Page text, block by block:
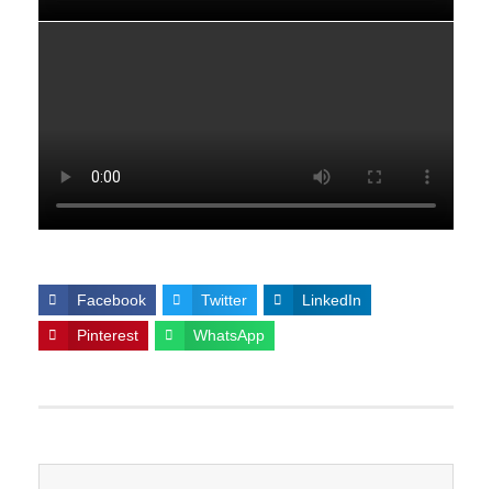
Facebook Twitter LinkedIn
Pinterest WhatsApp